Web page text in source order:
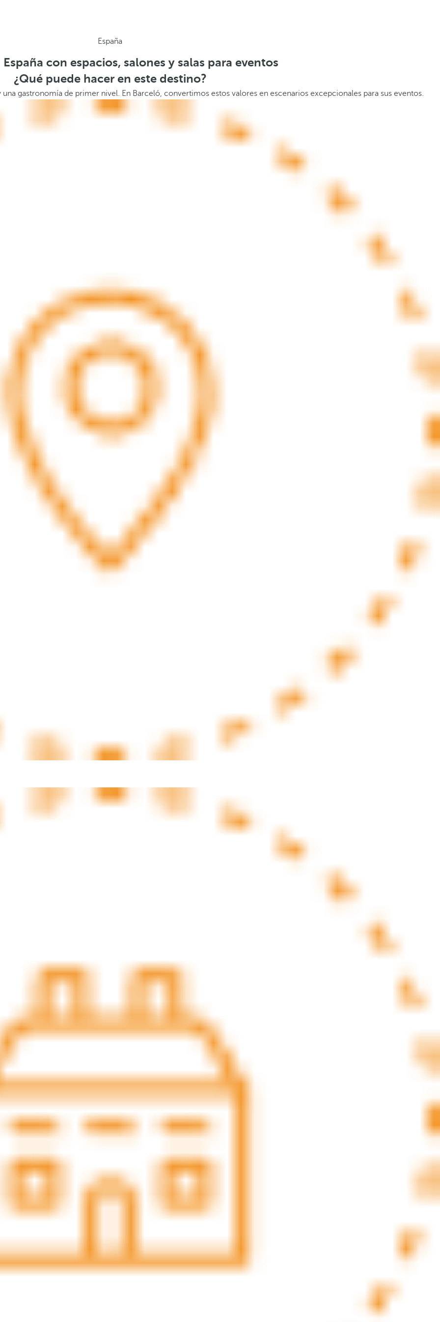
España
con espacios, salones y salas para eventos
¿Qué puede hacer en este destino?
gastronomía de primer nivel. En Barceló, convertimos estos valores en escenarios excepcionales para sus eventos.